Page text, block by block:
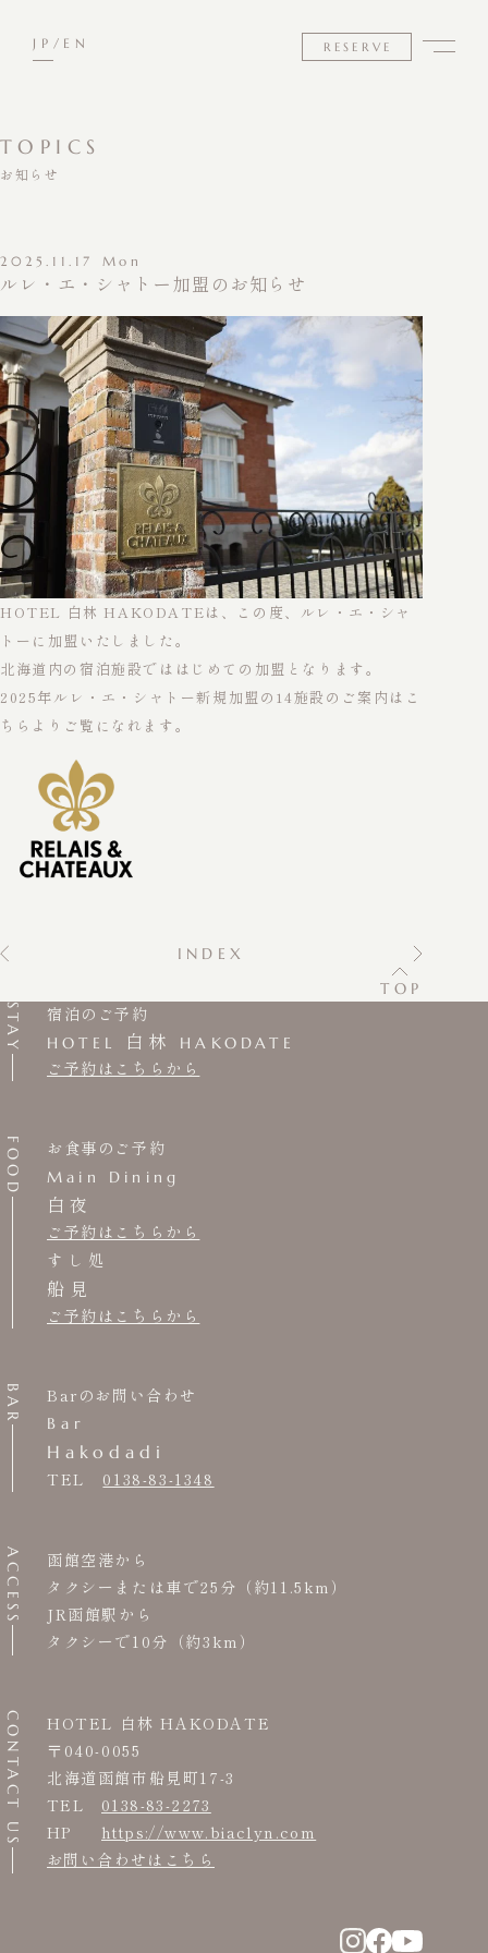
EN
JP RESERVE
TOPICS
お知らせ
ルレ・エ・シャトー加盟のお知らせ
2025.11.17 Mon
HOTEL 白林 HAKODATEは、この度、ルレ・エ・シャ
トーに加盟いたしました。
北海道内の宿泊施設でははじめての加盟となります。
2025年ルレ・エ・シャトー新規加盟の14施設のご案内は こ
ちら よりご覧になれます。
INDEX
TOP
STAY 宿泊のご予約
HOTEL 白林 HAKODATE
ご予約はこちらから
FOOD お食事のご予約
Main Dining
白夜
ご予約はこちらから
すし処
船見
ご予約はこちらから
BAR Barのお問い合わせ
Bar
Hakodadi
TEL 0138-83-1348
ACCESS
函館空港から
タクシーまたは車で25分（約11.5km）
JR函館駅から
タクシーで10分（約3km）
CONTACT US
HOTEL 白林 HAKODATE
〒040-0055
北海道函館市船見町17-3
TEL
0138-83-2273
HP
https://www.biaclyn.com
お問い合わせはこちら